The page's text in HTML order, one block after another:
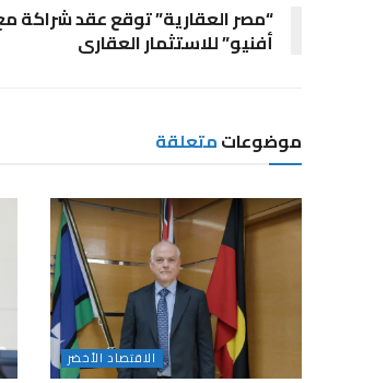
“مصر العقارية” توقع عقد شراكة
أفنيو” للاستثمار العقارى
موضوعاتمتعلقة
الاقتصاد الأخضر